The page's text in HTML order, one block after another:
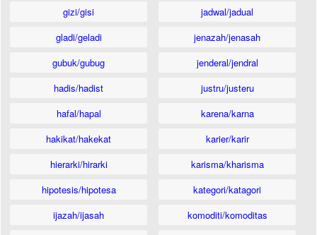
gizi/gisi
gladi/geladi
gubuk/gubug
hadis/hadist
hafal/hapal
hakikat/hakekat
hierarki/hirarki
hipotesis/hipotesa
ijazah/ijasah
jadwal/jadual
jenazah/jenasah
jenderal/jendral
justru/justeru
karena/karna
karier/karir
karisma/kharisma
kategori/katagori
komoditi/komoditas